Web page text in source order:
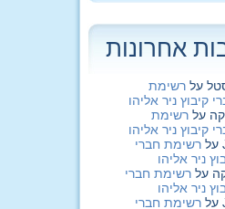
אחרונות
על רשימת
קיבוץ ניר אליהו
על רשימת
קיבוץ ניר אליהו
על רשימת חברי
ניר אליהו
על רשימת חברי
ניר אליהו
על רשימת חברי